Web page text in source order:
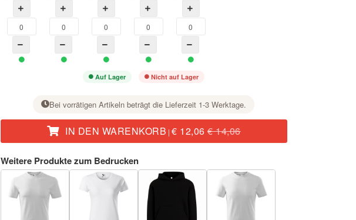
Auf Lager Nicht auf Lager
Bei vorrätigen Artikeln beträgt die Lieferzeit 1-3 Werktage.
IN DEN WARENKORB |€ 12,06€ 14,06
Weitere Produkte zum Bedrucken